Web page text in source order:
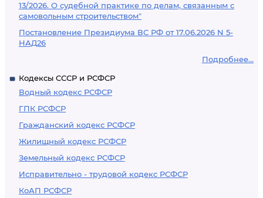
13/2026. О судебной практике по делам, связанным с
самовольным строительством"
Постановление Президиума ВС РФ от 17.06.2026 N 5-
НАД26
Подробнее...
Кодексы СССР и РСФСР
Водный кодекс РСФСР
ГПК РСФСР
Гражданский кодекс РСФСР
Жилищный кодекс РСФСР
Земельный кодекс РСФСР
Исправительно - трудовой кодекс РСФСР
КоАП РСФСР